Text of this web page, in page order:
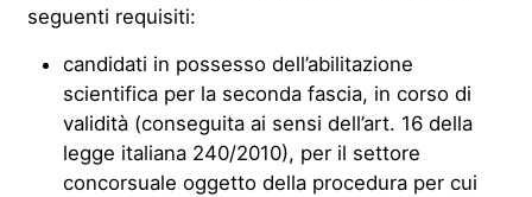
seguenti requisiti:
candidati in possesso dell’abilitazione
scientifica per la seconda fascia, in corso di
validità (conseguita ai sensi dell’art. 16 della
legge italiana 240/2010), per il settore
concorsuale oggetto della procedura per cui